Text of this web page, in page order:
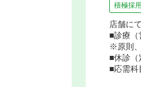
積極採
店舗に
■診療（
※原則
■休診（
■応需科